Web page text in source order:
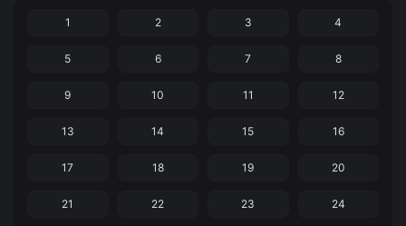
1 2 3 4
5 6 7 8
9 10 11 12
13 14 15 16
17 18 19 20
21 22 23 24